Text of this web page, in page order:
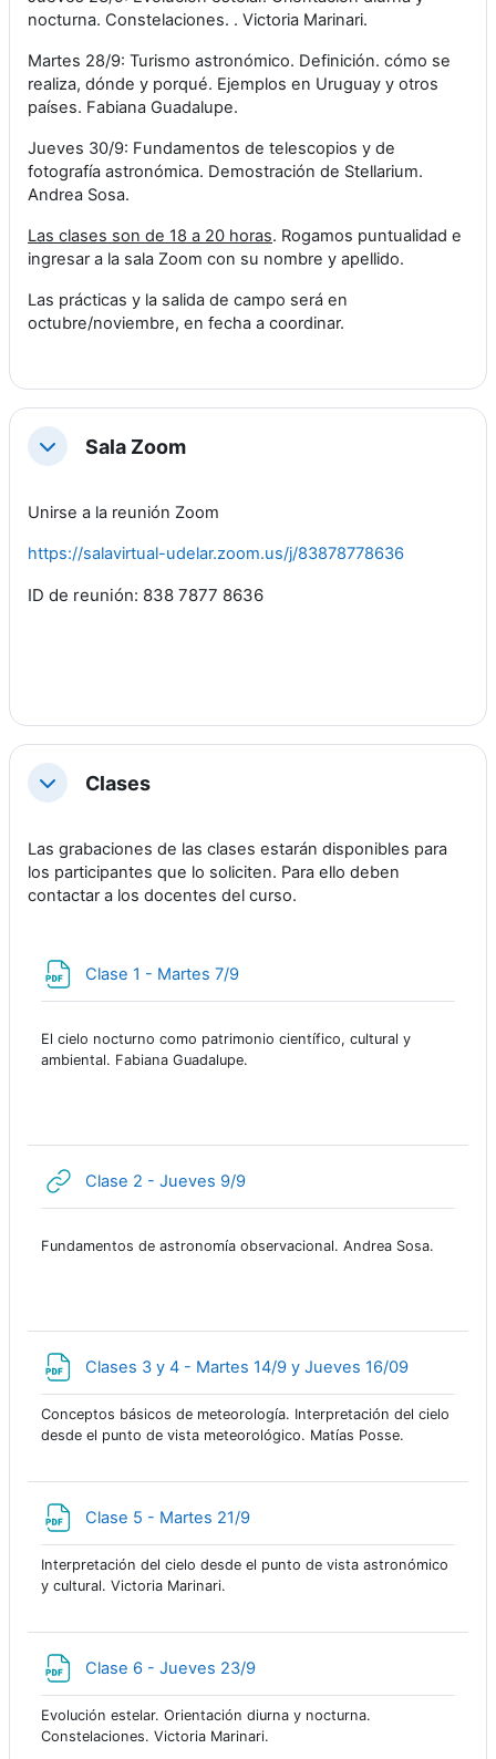
nocturna. Constelaciones. . Victoria Marinari.
Martes 28/9: Turismo astronómico. Definición. cómo se
realiza, dónde y porqué. Ejemplos en Uruguay y otros
países. Fabiana Guadalupe.
Jueves 30/9: Fundamentos de telescopios y de
fotografía astronómica. Demostración de Stellarium.
Andrea Sosa.
Las clases son de 18 a 20 horas. Rogamos puntualidad e
ingresar a la sala Zoom con su nombre y apellido.
Las prácticas y la salida de campo será en
octubre/noviembre, en fecha a coordinar.
ColapsarSala Zoom
Unirse a la reunión Zoom
https://salavirtual-udelar.zoom.us/j/83878778636
ID de reunión: 838 7877 8636
ColapsarClases
Las grabaciones de las clases estarán disponibles para
los participantes que lo soliciten. Para ello deben
contactar a los docentes del curso.
Clase 1 - Martes 7/9
El cielo nocturno como patrimonio científico, cultural y
ambiental. Fabiana Guadalupe.
Clase 2 - Jueves 9/9URL
Fundamentos de astronomía observacional. Andrea Sosa.
Clases 3 y 4 - Martes 14/9 y Jueves 16/09
Conceptos básicos de meteorología. Interpretación del cielo
desde el punto de vista meteorológico. Matías Posse.
Clase 5 - Martes 21/9
Interpretación del cielo desde el punto de vista astronómico
y cultural. Victoria Marinari.
Clase 6 - Jueves 23/9
Evolución estelar. Orientación diurna y nocturna.
Constelaciones. Victoria Marinari.